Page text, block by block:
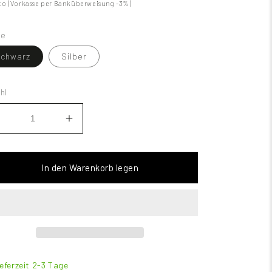
(Vorkasse per Banküberweisung -3%)
Silber
In den Warenkorb legen
2-3 Tage